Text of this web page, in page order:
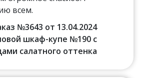
всем.
№3643 от 13.04.2024
шкаф-купе №190 с
салатного оттенка